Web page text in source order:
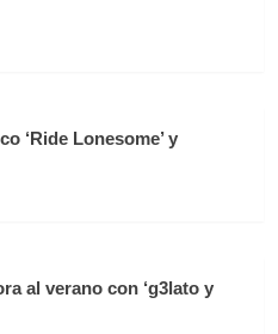
‘Ride Lonesome’ y
al verano con ‘g3lato y